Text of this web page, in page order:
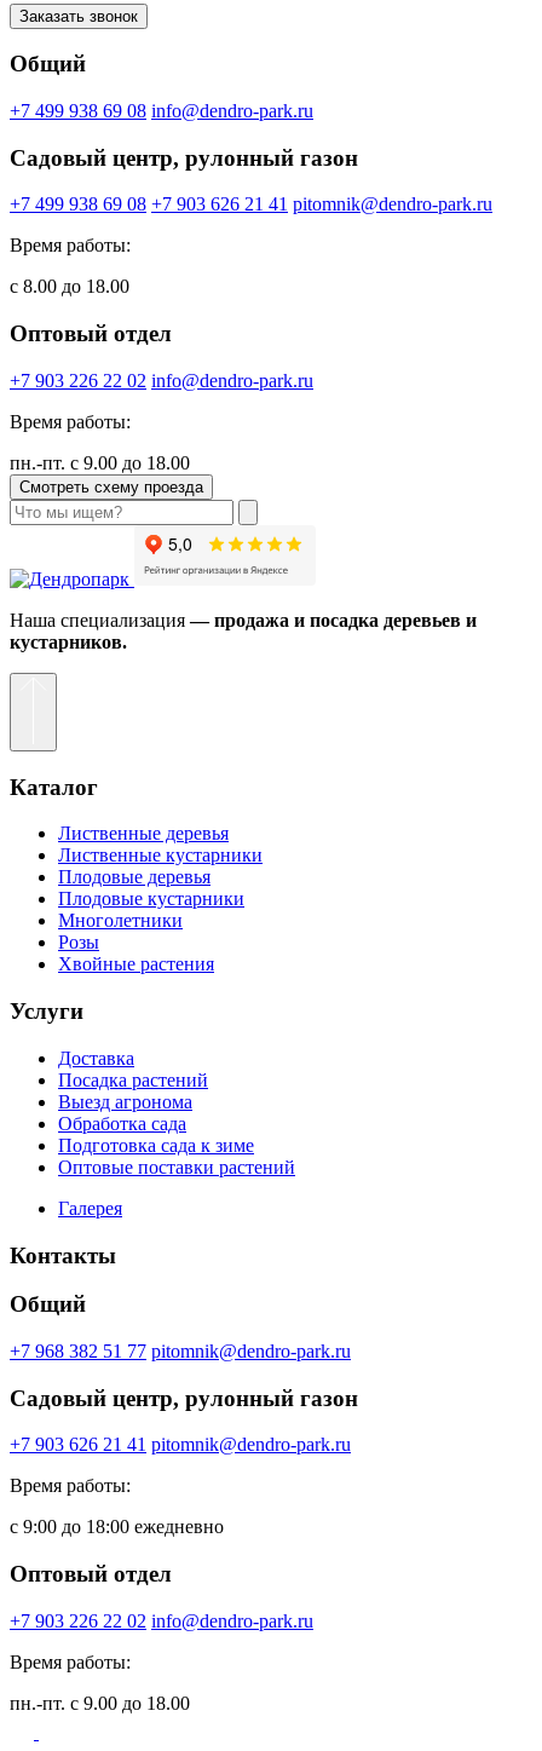
Заказать звонок
Общий
+7 499 938 69 08 info@dendro-park.ru
Садовый центр, рулонный газон
+7 499 938 69 08 +7 903 626 21 41 pitomnik@dendro-park.ru
Время работы:
с 8.00 до 18.00
Оптовый отдел
+7 903 226 22 02 info@dendro-park.ru
Время работы:
пн.-пт. с 9.00 до 18.00
Смотреть схему проезда
Наша специализация— продажа и посадка деревьев и
кустарников.
Каталог
Лиственные деревья
Лиственные кустарники
Плодовые деревья
Плодовые кустарники
Многолетники
Розы
Хвойные растения
Услуги
Доставка
Посадка растений
Выезд агронома
Обработка сада
Подготовка сада к зиме
Оптовые поставки растений
Галерея
Контакты
Общий
+7 968 382 51 77 pitomnik@dendro-park.ru
Садовый центр, рулонный газон
+7 903 626 21 41 pitomnik@dendro-park.ru
Время работы:
с 9:00 до 18:00 ежедневно
Оптовый отдел
+7 903 226 22 02 info@dendro-park.ru
Время работы:
пн.-пт. с 9.00 до 18.00